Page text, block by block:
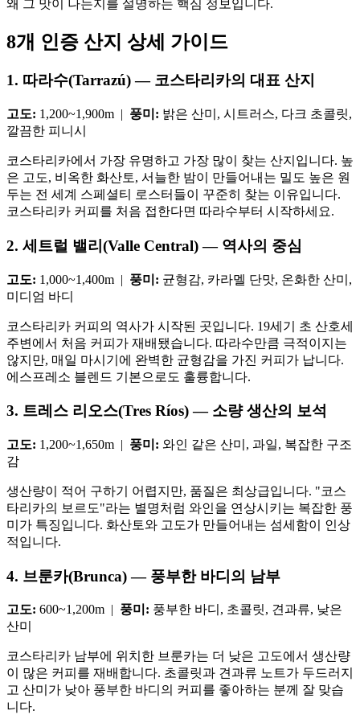
왜 그 맛이 나는지를 설명하는 핵심 정보입니다.
8개 인증 산지 상세 가이드
1. 따라수(Tarrazú) — 코스타리카의 대표 산지
고도: 1,200~1,900m | 풍미: 밝은 산미, 시트러스, 다크 초콜릿,
깔끔한 피니시
코스타리카에서 가장 유명하고 가장 많이 찾는 산지입니다. 높
은 고도, 비옥한 화산토, 서늘한 밤이 만들어내는 밀도 높은 원
두는 전 세계 스페셜티 로스터들이 꾸준히 찾는 이유입니다.
코스타리카 커피를 처음 접한다면 따라수부터 시작하세요.
2. 세트럴 밸리(Valle Central) — 역사의 중심
고도: 1,000~1,400m | 풍미: 균형감, 카라멜 단맛, 온화한 산미,
미디엄 바디
코스타리카 커피의 역사가 시작된 곳입니다. 19세기 초 산호세
주변에서 처음 커피가 재배됐습니다. 따라수만큼 극적이지는
않지만, 매일 마시기에 완벽한 균형감을 가진 커피가 납니다.
에스프레소 블렌드 기본으로도 훌륭합니다.
3. 트레스 리오스(Tres Ríos) — 소량 생산의 보석
고도: 1,200~1,650m | 풍미: 와인 같은 산미, 과일, 복잡한 구조
감
생산량이 적어 구하기 어렵지만, 품질은 최상급입니다. "코스
타리카의 보르도"라는 별명처럼 와인을 연상시키는 복잡한 풍
미가 특징입니다. 화산토와 고도가 만들어내는 섬세함이 인상
적입니다.
4. 브룬카(Brunca) — 풍부한 바디의 남부
고도: 600~1,200m | 풍미: 풍부한 바디, 초콜릿, 견과류, 낮은
산미
코스타리카 남부에 위치한 브룬카는 더 낮은 고도에서 생산량
이 많은 커피를 재배합니다. 초콜릿과 견과류 노트가 두드러지
고 산미가 낮아 풍부한 바디의 커피를 좋아하는 분께 잘 맞습
니다.